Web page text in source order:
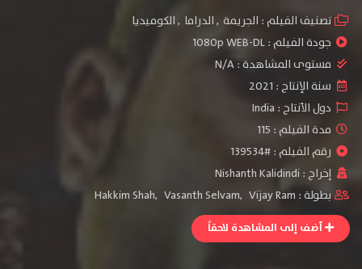
تصنيف الفيلم : الجريمة ,الدراما ,الكوميديا
جودة الفيلم :1080p WEB-DL
مستوى المشاهدة :N/A
سنة الإنتاج : 2021
دول الأنتاج : India
مدة الفيلم : 115
رقم الفيلم : #139534
إخراج :Nishanth Kalidindi
بطولة :
Hakkim Shah, Vasanth Selvam, Vijay Ram
أضف إلى المشاهدة لاحقاً